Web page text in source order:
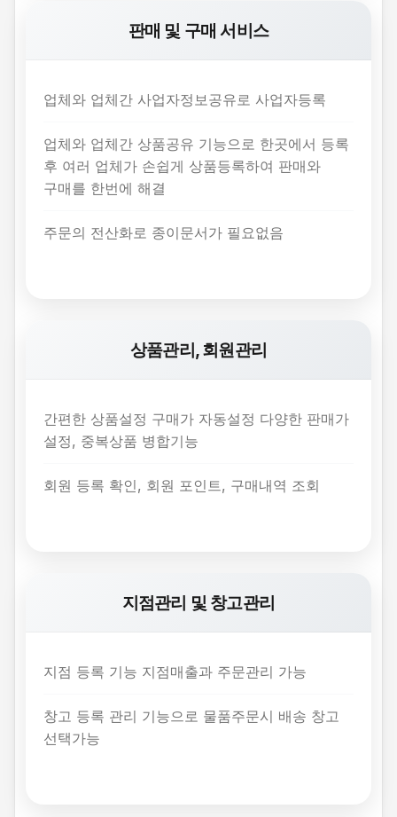
판매 및 구매 서비스
업체와 업체간 사업자정보공유로 사업자등록
업체와 업체간 상품공유 기능으로 한곳에서 등록
후 여러 업체가 손쉽게 상품등록하여 판매와
구매를 한번에 해결
주문의 전산화로 종이문서가 필요없음
상품관리, 회원관리
간편한 상품설정 구매가 자동설정 다양한 판매가
설정, 중복상품 병합기능
회원 등록 확인, 회원 포인트, 구매내역 조회
지점관리 및 창고관리
지점 등록 기능 지점매출과 주문관리 가능
창고 등록 관리 기능으로 물품주문시 배송 창고
선택가능